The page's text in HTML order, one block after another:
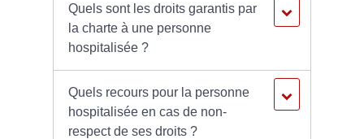
Quels sont les droits garantis par
la charte à une personne
hospitalisée ?
Quels recours pour la personne
hospitalisée en cas de non-
respect de ses droits ?